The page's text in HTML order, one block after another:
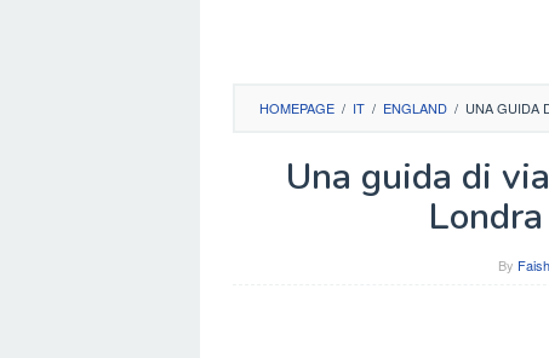
HOMEPAGE / IT / ENGLAND / UNA GUIDA
Una guida di
By